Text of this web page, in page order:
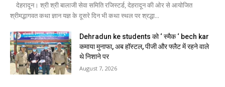
देहरादून। श्री श्री बालाजी सेवा समिति रजिस्टर्ड, देहरादून की ओर से आयोजित
श्रीमद्भागवत कथा ज्ञान यज्ञ के दूसरे दिन भी कथा स्थल पर श्रद्धा...
Dehradun ke students को ‘ स्मैक ‘ bech kar
कमाया मुनाफा, अब हॉस्टल, पीजी और फ्लैट में रहने वाले
थे निशाने पर
August 7, 2026